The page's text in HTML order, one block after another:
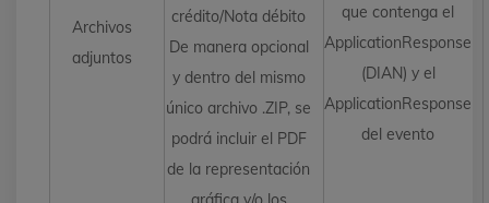
Archivos
adjuntos
crédito/Nota débito
De manera opcional
y dentro del mismo
único archivo .ZIP, se
podrá incluir el PDF
de la representación
que contenga el
ApplicationResponse
(DIAN) y el
ApplicationResponse
del evento